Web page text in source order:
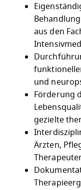
aus den
und
Förderung
gezielte
Ärzten,